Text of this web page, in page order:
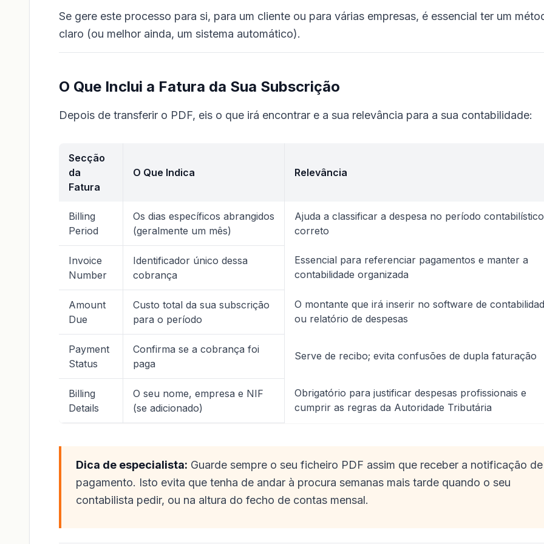
Se gere este processo para si, para um cliente ou para várias empresas, é essencial ter um
claro (ou melhor ainda, um sistema automático).
O Que Inclui a Fatura da Sua Subscrição
Depois de transferir o PDF, eis o que irá encontrar e a sua relevância para a sua contabilidade:
Secção
da
Fatura
O Que Indica Relevância
Billing
Period
Os dias específicos abrangidos
(geralmente um mês)
Ajuda a classificar a despesa no período contabilístico
correto
Invoice
Number
Identificador único dessa
cobrança
Essencial para referenciar pagamentos e manter a
contabilidade organizada
Amount
Due
Custo total da sua subscrição
para o período
O montante que irá inserir no software de
ou relatório de despesas
Payment
Status
Confirma se a cobrança foi
paga
Serve de recibo; evita confusões de dupla faturação
Billing
Details
O seu nome, empresa e NIF
(se adicionado)
Obrigatório para justificar despesas profissionais e
cumprir as regras da Autoridade Tributária
Dica de especialista: Guarde sempre o seu ficheiro PDF assim que receber a notificação de
pagamento. Isto evita que tenha de andar à procura semanas mais tarde quando o seu
contabilista pedir, ou na altura do fecho de contas mensal.